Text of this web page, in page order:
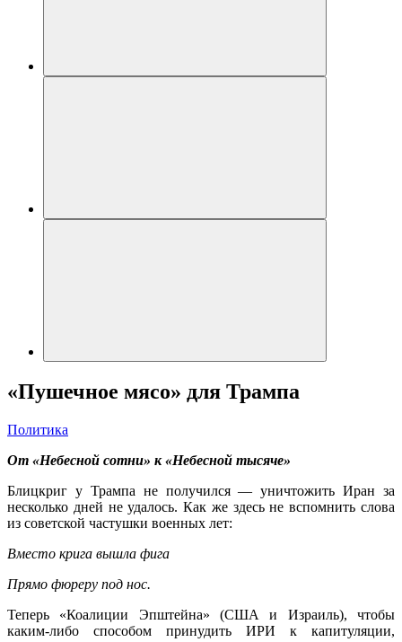
«Пушечное мясо» для Трампа
Политика
От «Небесной сотни» к «Небесной тысяче»
Блицкриг у Трампа не получился — уничтожить Иран за
несколько дней не удалось. Как же здесь не вспомнить слова
из советской частушки военных лет:
Вместо крига вышла фига
Прямо фюреру под нос.
Теперь «Коалиции Эпштейна» (США и Израиль), чтобы
каким-либо способом принудить ИРИ к капитуляции,